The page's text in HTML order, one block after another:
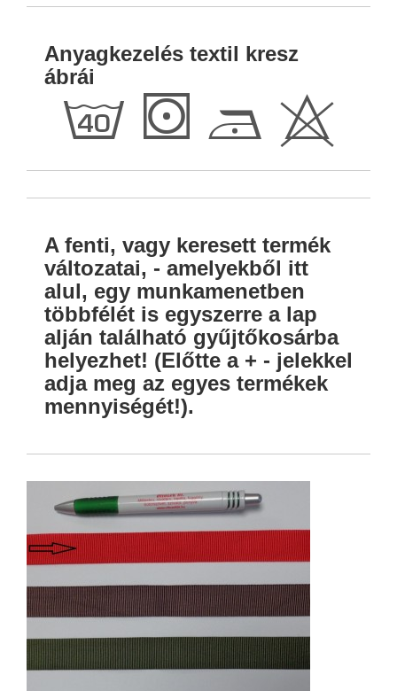
Anyagkezelés textil kresz
ábrái
h S D H
A fenti, vagy keresett termék
változatai, - amelyekből itt
alul, egy munkamenetben
többfélét is egyszerre a lap
alján található gyűjtőkosárba
helyezhet! (Előtte a + - jelekkel
adja meg az egyes termékek
mennyiségét!).